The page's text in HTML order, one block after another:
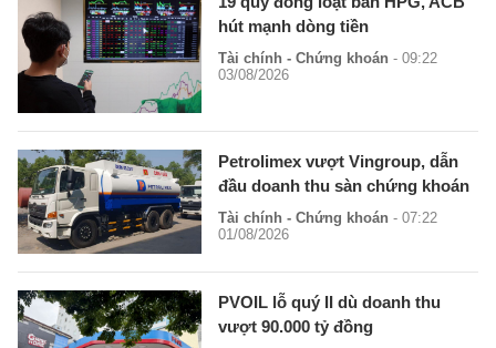
hút mạnh dòng tiền
Tài chính - Chứng khoán - 09:22
03/08/2026
Petrolimex vượt Vingroup, dẫn
đầu doanh thu sàn chứng khoán
Tài chính - Chứng khoán - 07:22
01/08/2026
PVOIL lỗ quý II dù doanh thu
vượt 90.000 tỷ đồng